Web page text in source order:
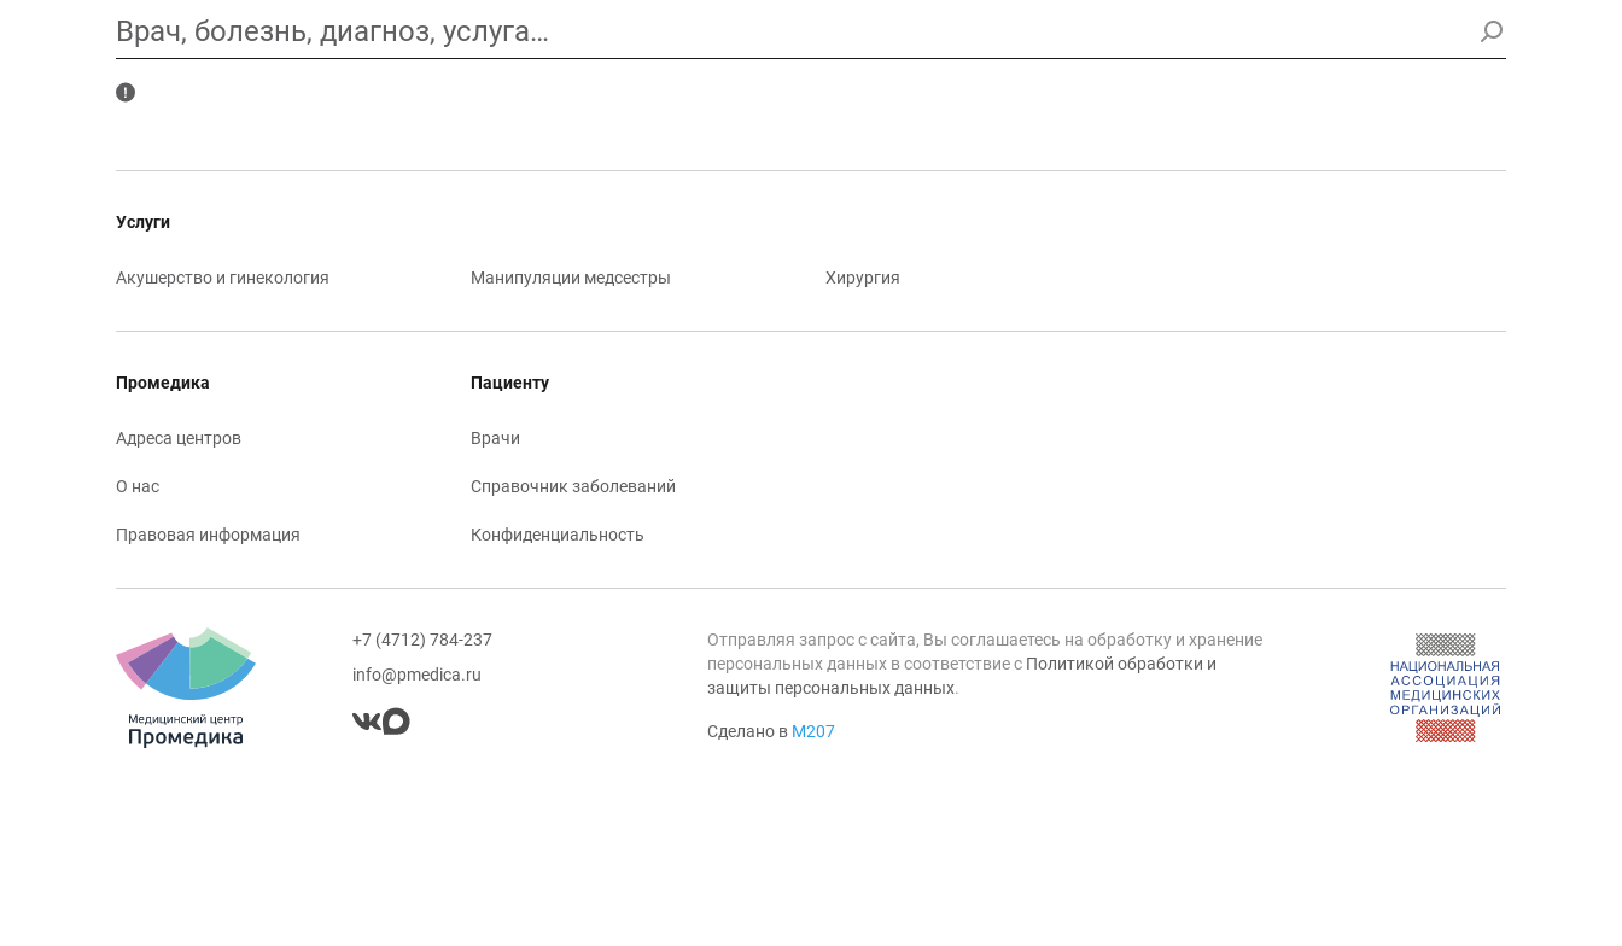
Врач, болезнь, диагноз, услуга…
Услуги
Акушерство и гинекология Манипуляции медсестры Хирургия
Промедика
Адреса центров
О нас
Правовая информация
Пациенту
Врачи
Справочник заболеваний
Конфиденциальность
+7 (4712) 784-237
info@pmedica.ru
Отправляя запрос с сайта, Вы соглашаетесь на обработку и хранение
персональных данных в соответствие с Политикой обработки и
защиты персональных данных.
Сделано в М207